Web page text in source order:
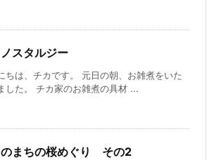
スタルジー
ちは、チカです。 元日の朝、お雑煮をいた
した。 チカ家のお雑煮の具材 ...
まちの桜めぐり その2